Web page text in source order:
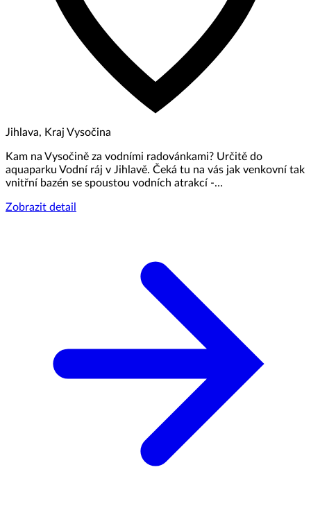
Jihlava, Kraj Vysočina
Kam na Vysočině za vodními radovánkami? Určitě do
aquaparku Vodní ráj v Jihlavě. Čeká tu na vás jak venkovní tak
vnitřní bazén se spoustou vodních atrakcí -…
Zobrazit detail